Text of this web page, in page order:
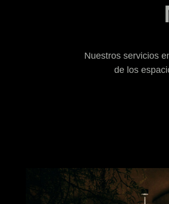
Nuestros servicios
de los